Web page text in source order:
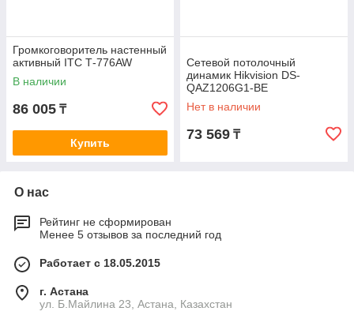
Громкоговоритель настенный
активный ITC T‑776AW
В наличии
86 005 ₸
Купить
Сетевой потолочный
динамик Hikvision DS-
QAZ1206G1-BE
Нет в наличии
73 569 ₸
О нас
Рейтинг не сформирован
Менее 5 отзывов за последний год
Работает с 18.05.2015
г. Астана
ул. Б.Майлина 23, Астана, Казахстан